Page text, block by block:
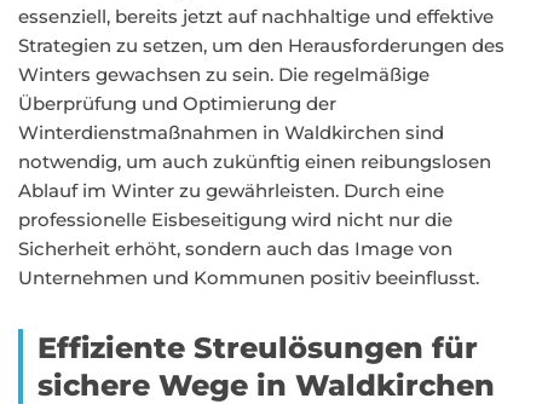
essenziell, bereits jetzt auf nachhaltige und effektive
Strategien zu setzen, um den Herausforderungen des
Winters gewachsen zu sein. Die regelmäßige
Überprüfung und Optimierung der
Winterdienstmaßnahmen in Waldkirchen sind
notwendig, um auch zukünftig einen reibungslosen
Ablauf im Winter zu gewährleisten. Durch eine
professionelle Eisbeseitigung wird nicht nur die
Sicherheit erhöht, sondern auch das Image von
Unternehmen und Kommunen positiv beeinflusst.
Effiziente Streulösungen für
sichere Wege in Waldkirchen